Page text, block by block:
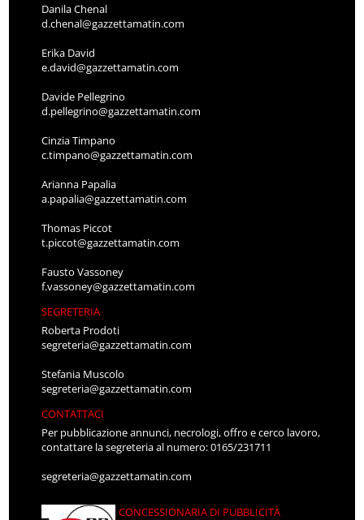
Danila Chenal
d.chenal@gazzettamatin.com
Erika David
e.david@gazzettamatin.com
Davide Pellegrino
d.pellegrino@gazzettamatin.com
Cinzia Timpano
c.timpano@gazzettamatin.com
Arianna Papalia
a.papalia@gazzettamatin.com
Thomas Piccot
t.piccot@gazzettamatin.com
Fausto Vassoney
f.vassoney@gazzettamatin.com
SEGRETERIA
Roberta Prodoti
segreteria@gazzettamatin.com
Stefania Muscolo
segreteria@gazzettamatin.com
CONTATTACI
Per pubblicazione annunci, necrologi, offro e cerco lavoro,
contattare la segreteria al numero: 0165/231711
segreteria@gazzettamatin.com
CONCESSIONARIA DI PUBBLICITÀ